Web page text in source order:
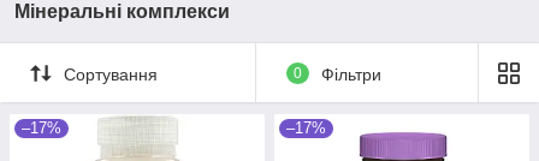
Мінеральні комплекси
Сортування 0 Фільтри
–17% –17%